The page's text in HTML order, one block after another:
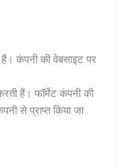
कंपनी की वेबसाइट पर
हैं। फॉर्मेट कंपनी की
से प्राप्त किया जा